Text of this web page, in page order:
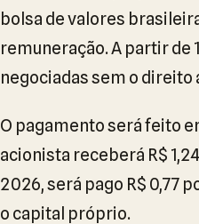
bolsa de valores
remuneração. A partir de
negociadas sem o direito
O pagamento será feito
acionista receberá R$
2026, será pago R$ 0,77
o capital próprio.